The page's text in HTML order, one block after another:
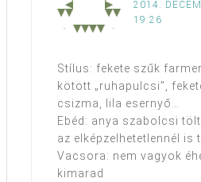
2014.
19:26
Stílus: fekete szűk
kötött „ruhapulcsi”,
csizma, lila esernyő…
Ebéd: anya szabolcsi
az elképzelhetetlennél is
Vacsora: nem vagyok
kimarad